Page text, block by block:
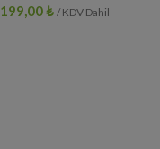
199,00₺ / KDV Dahil